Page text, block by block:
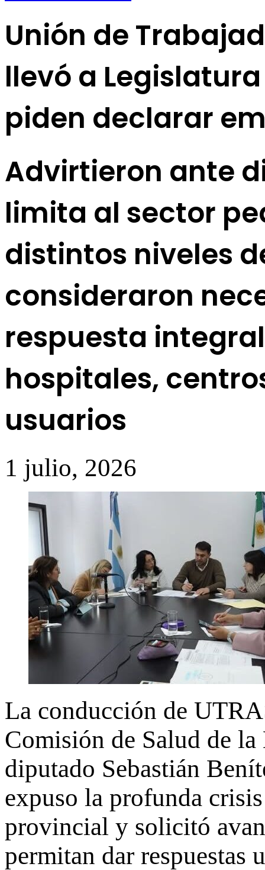
Unión de
llevó a
piden declarar
Advirtieron ante
limita al sector
distintos niveles
consideraron
respuesta
hospitales,
usuarios
1 julio, 2026
La conducción de
Comisión de Salud de
diputado Sebastián
expuso la profunda
provincial y solicitó
permitan dar respuestas